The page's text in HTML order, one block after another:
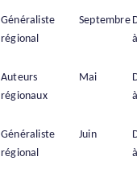
Généraliste
régional
Septembre
Auteurs
régionaux
Mai
Généraliste
régional
Juin